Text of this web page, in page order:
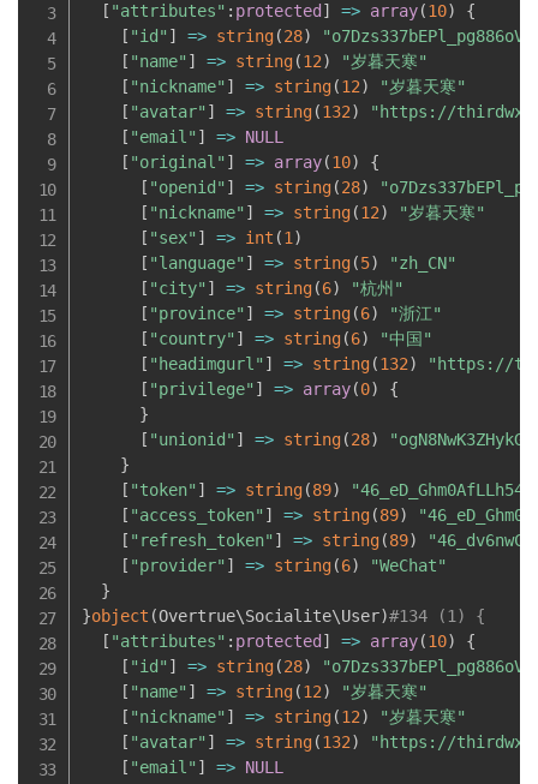
[ "attributes" : protected ] => array(10)
{
[ "id" ] => string(28)
[ "name" ] => string(12)
"岁暮天寒"
[ "nickname" ] => string(12)
"岁暮天寒"
[ "avatar" ] => string(132)
"https://
[ "email" ] => NULL
[ "original" ] => array(10)
{
[ "openid" ] => string(28)
[ "nickname" ] => string(12)
"岁暮天寒"
[ "sex" ] => int (1 )
[ "language" ] => string(5)
"zh_CN"
[ "city" ] => string(6)
"杭州"
[ "province" ] => string(6)
"浙江"
[ "country" ] => string(6)
"中国"
[ "headimgurl" ] => string(132)
"https://
[ "privilege" ] => array(0)
{
}
[ "unionid" ] => string(28)
}
[ "token" ] => string(89)
[ "access_token" ] => string(89)
[ "refresh_token" ] => string(89)
[ "provider" ] => string(6)
"WeChat"
}
}object (Overtrue\Socialite\User)#134 (1) {
[ "attributes" : protected ] => array(10)
{
[ "id" ] => string(28)
[ "name" ] => string(12)
"岁暮天寒"
[ "nickname" ] => string(12)
"岁暮天寒"
[ "avatar" ] => string(132)
"https://
[ "email" ] => NULL